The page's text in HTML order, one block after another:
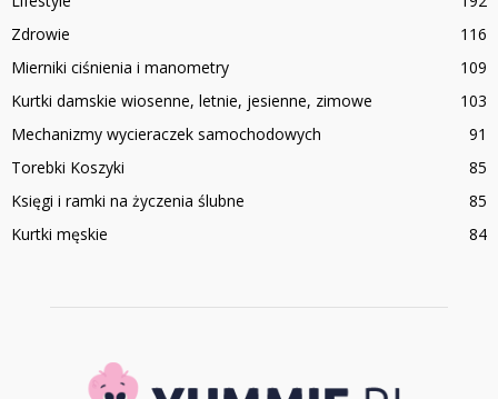
Zdrowie
116
Mierniki ciśnienia i manometry
109
Kurtki damskie wiosenne, letnie, jesienne, zimowe
103
Mechanizmy wycieraczek samochodowych
91
Torebki Koszyki
85
Księgi i ramki na życzenia ślubne
85
Kurtki męskie
84